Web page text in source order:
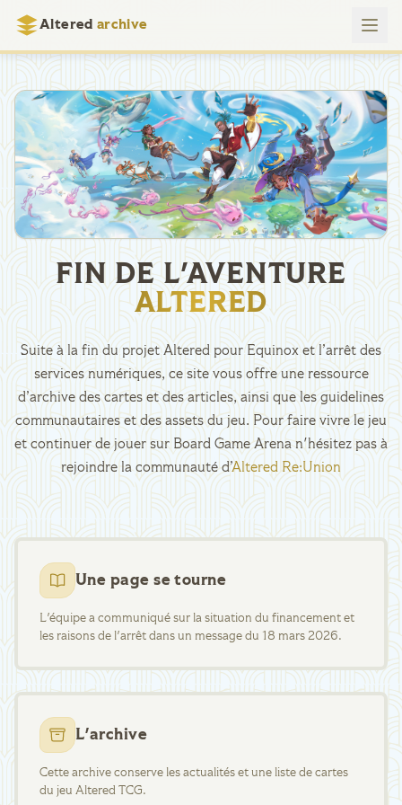
Altered archive
FIN DE L'AVENTURE
ALTERED
Suite à la fin du projet Altered pour Equinox et l’arrêt des
services numériques, ce site vous offre une ressource
d’archive des cartes et des articles, ainsi que les guidelines
communautaires et des assets du jeu. Pour faire vivre le jeu
et continuer de jouer sur Board Game Arena n'hésitez pas à
rejoindre la communauté d’Altered Re:Union
Une page se tourne
L'équipe a communiqué sur la situation du financement et
les raisons de l'arrêt dans un message du 18 mars 2026.
L'archive
Cette archive conserve les actualités et une liste de cartes
du jeu Altered TCG.